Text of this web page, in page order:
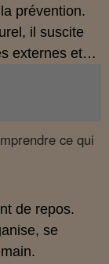
prévention.
il suscite
externes et
moderne
de 2026.
ce qui
de repos.
se